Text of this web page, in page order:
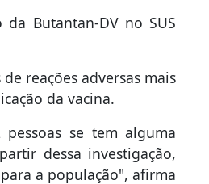
Butantan-DV no SUS
reações adversas mais
da vacina.
pessoas se tem alguma
dessa investigação,
a população", afirma